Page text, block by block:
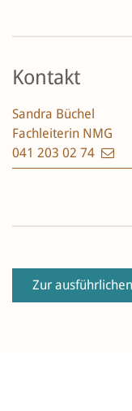
Kontakt
Sandra Büchel
Fachleiterin NMG
041 203 02 74